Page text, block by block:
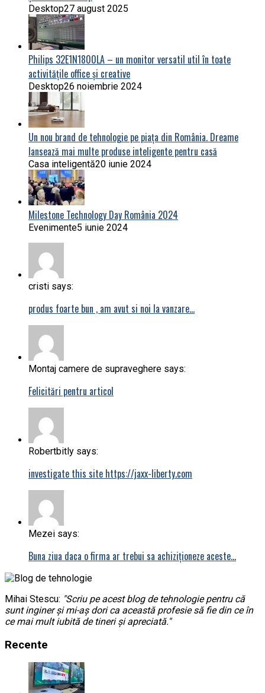
Desktop27 august 2025
Philips 32E1N1800LA – un monitor versatil util în toate
activitățile office și creative
Desktop26 noiembrie 2024
Un nou brand de tehnologie pe piața din România. Dreame
lansează mai multe produse inteligente pentru casă
Casa inteligentă20 iunie 2024
Milestone Technology Day România 2024
Evenimente5 iunie 2024
cristi says:
produs foarte bun , am avut si noi la vanzare…
Montaj camere de supraveghere says:
Felicitări pentru articol
Robertbitly says:
investigate this site https://jaxx-liberty.com
Mezei says:
Buna ziua daca o firma ar trebui sa achiziționeze aceste…
Mihai Stescu: "Scriu pe acest blog de tehnologie pentru că
sunt inginer și mi-aș dori ca această profesie să fie din ce în
ce mai mult iubită de tineri și apreciată."
Recente